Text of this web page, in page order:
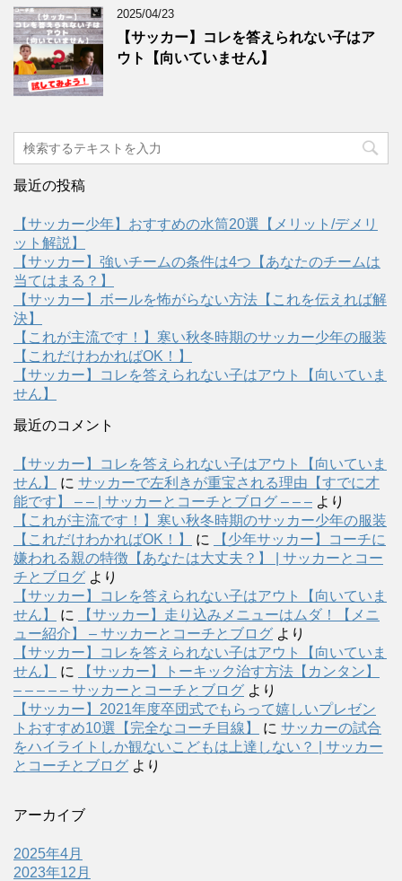
2025/04/23
【サッカー】コレを答えられない子はア
ウト【向いていません】
最近の投稿
【サッカー少年】おすすめの水筒20選【メリット/デメリ
ット解説】
【サッカー】強いチームの条件は4つ【あなたのチームは
当てはまる？】
【サッカー】ボールを怖がらない方法【これを伝えれば解
決】
【これが主流です！】寒い秋冬時期のサッカー少年の服装
【これだけわかればOK！】
【サッカー】コレを答えられない子はアウト【向いていま
せん】
最近のコメント
【サッカー】コレを答えられない子はアウト【向いていま
せん】
に サッカーで左利きが重宝される理由【すでに才
能です】 – – | サッカーとコーチとブログ – – – より
【これが主流です！】寒い秋冬時期のサッカー少年の服装
【これだけわかればOK！】
に
【少年サッカー】コーチに
嫌われる親の特徴【あなたは大丈夫？】 | サッカーとコー
チとブログ より
【サッカー】コレを答えられない子はアウト【向いていま
せん】
に
【サッカー】走り込みメニューはムダ！【メニ
ュー紹介】 – サッカーとコーチとブログ より
【サッカー】コレを答えられない子はアウト【向いていま
せん】
に
【サッカー】トーキック治す方法【カンタン】
– – – – – サッカーとコーチとブログ より
【サッカー】2021年度卒団式でもらって嬉しいプレゼン
トおすすめ10選【完全なコーチ目線】
に サッカーの試合
をハイライトしか観ないこどもは上達しない？ | サッカー
とコーチとブログ より
アーカイブ
2025年4月
2023年12月